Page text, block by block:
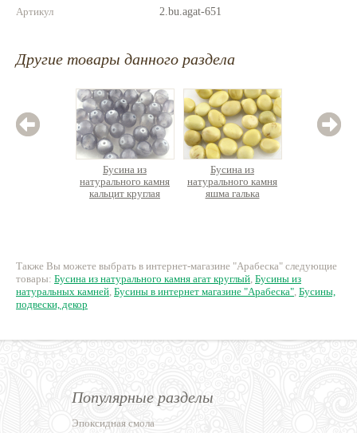
Артикул
2.bu.agat-651
Другие товары данного раздела
Бусина из
натурального камня
кальцит круглая
Бусина из
натурального камня
яшма галька
Также Вы можете выбрать в интернет-магазине "Арабеска" следующие
товары: Бусина из натурального камня агат круглый, Бусины из
натуральных камней, Бусины в интернет магазине "Арабеска", Бусины,
подвески, декор
Популярные разделы
Эпоксидная смола